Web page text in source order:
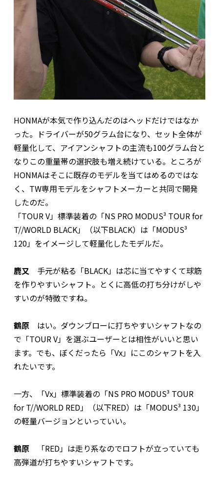
HONMAが本気で作り込んだのはヘッドだけではなか
った。ドライバーが50グラム台になり、セット全体が
軽量化して、アイアンシャフトの主流も100グラム台と
なりこの重量帯の選択肢も増え続けている。ところが
HONMAはそこに既存のモデルを当てはめるのではな
く、TW専用モデルをシャフトメーカーと共同で開発
したのだ。
「TOUR V」標準装着の「NS PRO MODUS³ TOUR for
T//WORLD BLACK」（以下BLACK）は「MODUS³
120」をイメージして軽量化したモデルだ。
鹿又 手元が粘る「BLACK」は芯に当てやすくて球筋
を作りやすいシャフト。とくに高低の打ち分けがしや
すいのが特徴ですね。
鶴原 はい。ダウンブローに打ちやすいシャフトなの
で「TOUR V」を選ぶユーザーとは相性がいいと思い
ます。でも、ぼくだったら「Vx」にこのシャフトを入
れたいです。
一方、「Vx」標準装着の「NS PRO MODUS³ TOUR
for T//WORLD RED」（以下RED）は「MODUS³ 130」
の軽量バージョンといっていい。
鶴原 「RED」は走り系なのでロフトが立っていても
高弾道が打ちやすいシャフトです。